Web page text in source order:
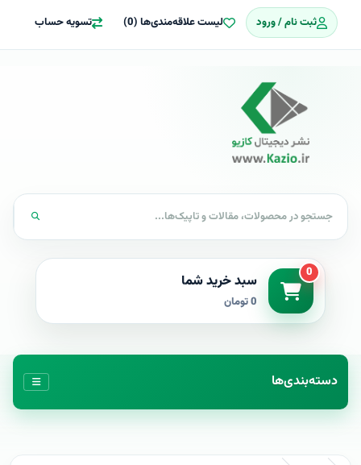
ثبت نام / ورود لیست علاقه‌مندی‌ها (0) تسویه حساب
0 سبد خرید شما
0 تومان
دسته‌بندی‌ها